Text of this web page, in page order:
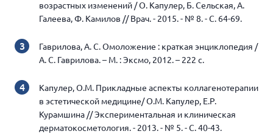
возрастных изменений / О. Капулер, Б. Сельская, А.
Галеева, Ф. Камилов // Врач. - 2015. - № 8. - С. 64-69.
Гаврилова, А. С. Омоложение : краткая энциклопедия /
А. С. Гаврилова. – М. : Эксмо, 2012. – 222 c.
Капулер, О.М. Прикладные аспекты коллагенотерапии
в эстетической медицине/ О.М. Капулер, Е.Р.
Курамшина // Экспериментальная и клиническая
дерматокосметология. - 2013. - № 5. - С. 40-43.